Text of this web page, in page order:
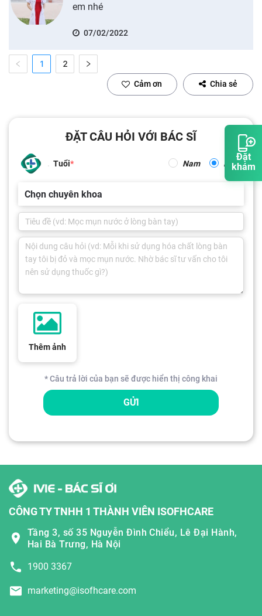
Đặt
khám
em nhé
07/02/2022
1 2
Cảm ơn Chia sẻ
ĐẶT CÂU HỎI VỚI BÁC SĨ
Tuổi Nam Nữ
Chọn chuyên khoa
Thêm ảnh
* Câu trả lời của bạn sẽ được hiển thị công khai
GỬI
CÔNG TY TNHH 1 THÀNH VIÊN ISOFHCARE
Tầng 3, số 35 Nguyễn Đình Chiểu, Lê Đại Hành,
Hai Bà Trưng, Hà Nội
1900 3367
marketing@isofhcare.com